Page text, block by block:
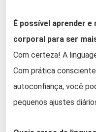
É possível aprender e
corporal para ser
Com certeza! A
Com prática
autoconfiança, você
pequenos ajustes